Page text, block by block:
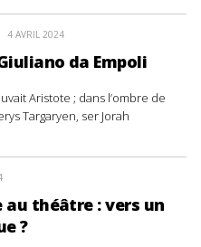
4 AVRIL 2024
da Empoli
Aristote ; dans l’ombre de
Targaryen, ser Jorah
au théâtre : vers un
?